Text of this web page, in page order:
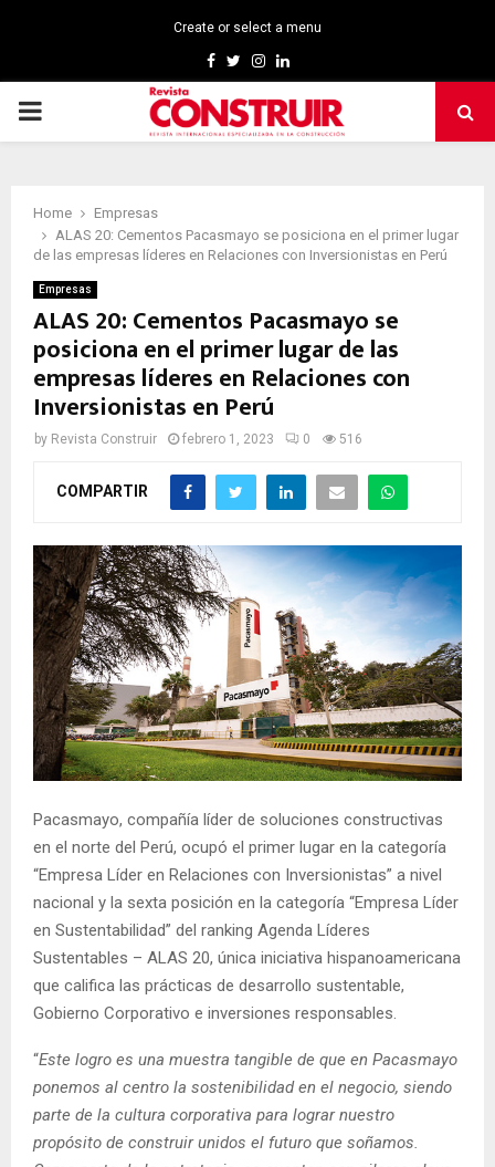
Create or select a menu
Facebook
TwitterInstagram
Linkedin
PRIMARY
Home
Empresas
ALAS 20: Cementos Pacasmayo se posiciona en el primer lugar
de las empresas líderes en Relaciones con Inversionistas en Perú
Empresas
ALAS 20: Cementos Pacasmayo se
posiciona en el primer lugar de las
empresas líderes en Relaciones con
Inversionistas en Perú
by Revista Construir febrero 1, 2023 0 516
COMPARTIR
Pacasmayo, compañía líder de soluciones constructivas
en el norte del Perú, ocupó el primer lugar en la categoría
“Empresa Líder en Relaciones con Inversionistas” a nivel
nacional y la sexta posición en la categoría “Empresa Líder
en Sustentabilidad” del ranking Agenda Líderes
Sustentables – ALAS 20, única iniciativa hispanoamericana
que califica las prácticas de desarrollo sustentable,
Gobierno Corporativo e inversiones responsables.
“Este logro es una muestra tangible de que en Pacasmayo
ponemos al centro la sostenibilidad en el negocio, siendo
parte de la cultura corporativa para lograr nuestro
propósito de construir unidos el futuro que soñamos.